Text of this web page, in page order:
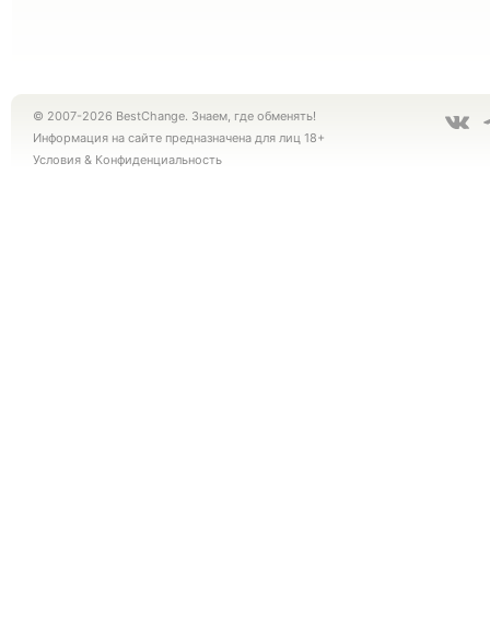
© 2007-2026 BestChange. Знаем, где обменять!
Информация на сайте предназначена для лиц 18+
Условия & Конфиденциальность